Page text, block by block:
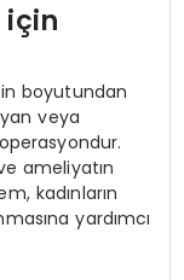
için
boyutundan
veya
ameliyatın
kadınların
yardımcı